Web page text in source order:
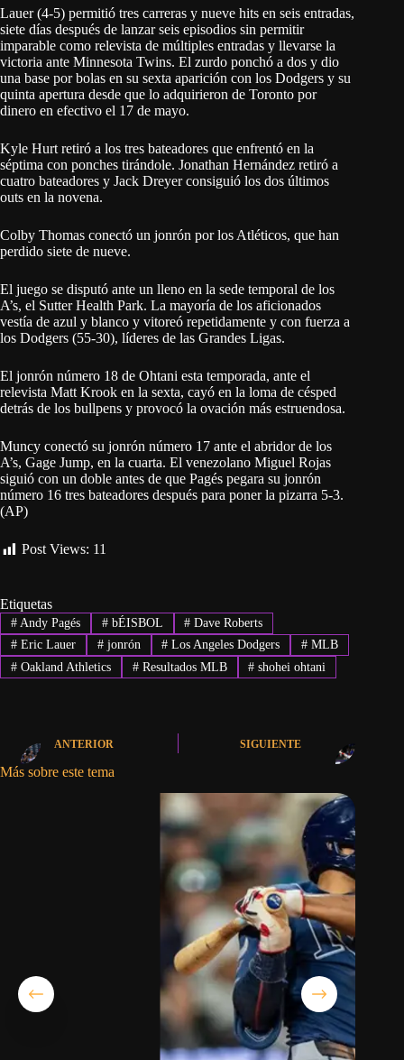
Lauer (4-5) permitió tres carreras y nueve hits en seis entradas,
siete días después de lanzar seis episodios sin permitir
imparable como relevista de múltiples entradas y llevarse la
victoria ante Minnesota Twins. El zurdo ponchó a dos y dio
una base por bolas en su sexta aparición con los Dodgers y su
quinta apertura desde que lo adquirieron de Toronto por
dinero en efectivo el 17 de mayo.
Kyle Hurt retiró a los tres bateadores que enfrentó en la
séptima con ponches tirándole. Jonathan Hernández retiró a
cuatro bateadores y Jack Dreyer consiguió los dos últimos
outs en la novena.
Colby Thomas conectó un jonrón por los Atléticos, que han
perdido siete de nueve.
El juego se disputó ante un lleno en la sede temporal de los
A’s, el Sutter Health Park. La mayoría de los aficionados
vestía de azul y blanco y vitoreó repetidamente y con fuerza a
los Dodgers (55-30), líderes de las Grandes Ligas.
El jonrón número 18 de Ohtani esta temporada, ante el
relevista Matt Krook en la sexta, cayó en la loma de césped
detrás de los bullpens y provocó la ovación más estruendosa.
Muncy conectó su jonrón número 17 ante el abridor de los
A’s, Gage Jump, en la cuarta. El venezolano Miguel Rojas
siguió con un doble antes de que Pagés pegara su jonrón
número 16 tres bateadores después para poner la pizarra 5-3.
(AP)
Post Views: 11
Etiquetas
#Andy Pagés #bÉISBOL # Dave Roberts
#Eric Lauer #jonrón # Los Angeles Dodgers # MLB
#Oakland Athletics #Resultados MLB # shohei ohtani
ANTERIOR SIGUIENTE
Más sobre este tema